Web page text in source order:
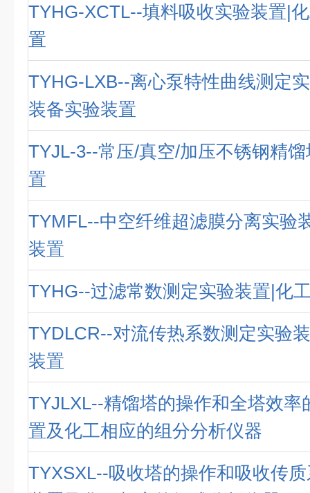
TYHG-XCTL--填料吸收实验装置|
置
TYHG-LXB--离心泵特性曲线测定
装备实验装置
TYJL-3--常压/真空/加压不锈钢精
置
TYMFL--中空纤维超滤膜分离实验
装置
TYHG--过滤常数测定实验装置|化
TYDLCR--对流传热系数测定实验
装置
TYJLXL--精馏塔的操作和全塔效率
置及化工相应的组分分析仪器
TYXSXL--吸收塔的操作和吸收传